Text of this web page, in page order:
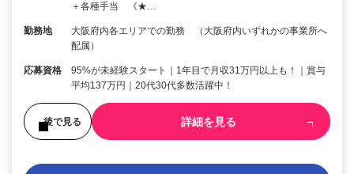
＋各種手当 《★…
勤務地
大阪府内各エリアでの勤務 （大阪府内いずれかの事業所へ
配属）
応募資格
95%が未経験スタート｜1年目で月収31万円以上も！｜賞与
平均137万円｜20代30代多数活躍中！
後で見る 詳細を見る